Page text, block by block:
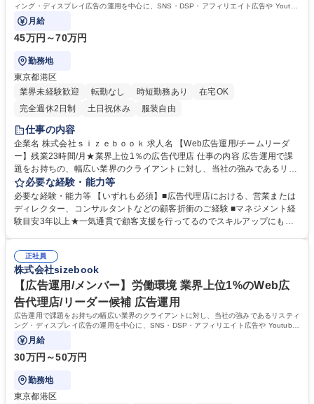
力： 資格：
ィング・ディスプレイ広告の運用を中心に、SNS・DSP・アフィリエイト広告や Youtub
e（動画）などのブランドリフティング等、
月給
45万円～70万円
勤務地
東京都港区
業界未経験歓迎
転勤なし 時短勤務あり
在宅OK
完全週休2日制
土日祝休み 服装自由
仕事の内容
企業名 株式会社ｓｉｚｅｂｏｏｋ 求人名 【Web広告運用/チームリーダ
ー】残業23時間/月★業界上位1％の広告代理店 仕事の内容 広告運用で課
題をお持ちの、幅広い業界のクライアントに対し、当社の強みであるリス
ティング・ディスプレイ広告の運用を中心に、SNS・DSP・アフィリエイ
ト広告や Youtube（動画）などのブランドリフティング等、 幅広いソリ
ューションの提案や、実際の運用を担当いただきます。【詳細】 新規／既
存クライアントの課題抽出・ 運用施策全体の戦略立案・企画・提案・ 案
て、担当社数は増減★プレイングマネージャーとして成果最大化を図りな
がら、全体のパフォーマンス向上を実現いただきます。 募集職種 【Web
広告運用/チームリーダー】残業23時間/月★業界上位1％の広告代理店
必要な経験・能力等
必要な経験・能力等 【いずれも必須】■広告代理店における、営業または
ディレクター、コンサルタントなどの顧客折衝のご経験 ■マネジメント経
験目安3年以上★一気通貫で顧客支援を行ってるのでスキルアップにも最
を行っています。 ■網羅的にWebマーケ/広告運用の知識と経験が積むこと
ができます。 ■大規模クライアントとの折衝もあり、高いレベルの業務を
経験している社員が多く学びの刺激に溢れる環境です。 ■競合他社とは異
なる規模感の顧客層も多数持っているので、収益性高く事業運営を行って
います。 学歴・資格 学歴：大学院 大学 高専 短大 専修学校 高校 語学力：
資格：
正社員
株式会社sizebook
【広告運用/メンバー】労働環境 業界上位1%のWeb広
告代理店/リーダー候補 広告運用
広告運用で課題をお持ちの幅広い業界のクライアントに対し、当社の強みであるリスティ
ング・ディスプレイ広告の運用を中心に、SNS・DSP・アフィリエイト広告や Youtube
（動画）などのブランドリフティング等、
月給
30万円～50万円
勤務地
東京都港区